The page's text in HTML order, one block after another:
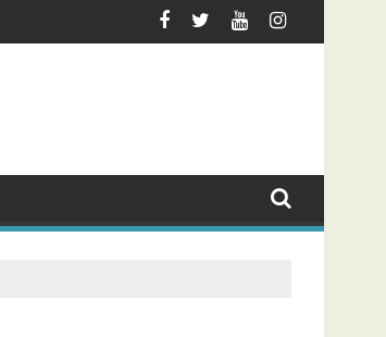
o rastreo de un envío? Black Label Society